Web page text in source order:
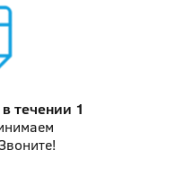
в течении 1